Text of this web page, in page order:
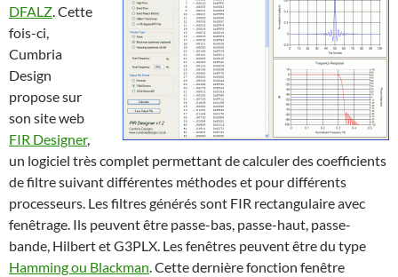
DFALZ. Cette
fois-ci,
Cumbria
Design
propose sur
son site web
FIR Designer,
un logiciel très complet permettant de calculer des coefficients
de filtre suivant différentes méthodes et pour différents
processeurs. Les filtres générés sont FIR rectangulaire avec
fenêtrage. Ils peuvent être passe-bas, passe-haut, passe-
bande, Hilbert et G3PLX. Les fenêtres peuvent être du type
Hamming ou Blackman. Cette dernière fonction fenêtre